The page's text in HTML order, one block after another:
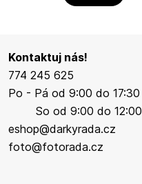
Kontaktuj nás!
774 245 625
Po - Pá od 9:00 do 17:30
So od 9:00 do 12:00
eshop@darkyrada.cz
foto@fotorada.cz